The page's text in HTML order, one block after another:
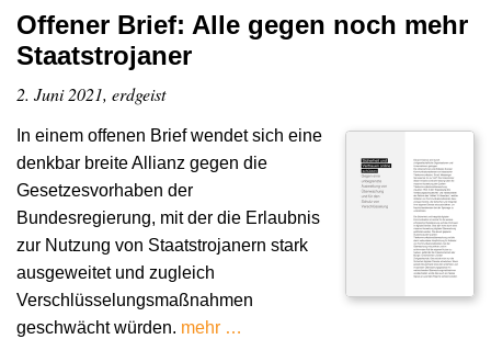
Offener Brief: Alle gegen noch mehr
Staatstrojaner
2. Juni 2021, erdgeist
In einem offenen Brief wendet sich eine
denkbar breite Allianz gegen die
Gesetzesvorhaben der
Bundesregierung, mit der die Erlaubnis
zur Nutzung von Staatstrojanern stark
ausgeweitet und zugleich
Verschlüsselungsmaßnahmen
geschwächt würden. mehr …